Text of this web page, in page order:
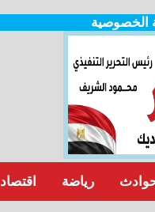
الخصوصية
اقتصاد رياضة